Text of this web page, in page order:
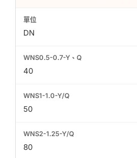
DN
40
50
80